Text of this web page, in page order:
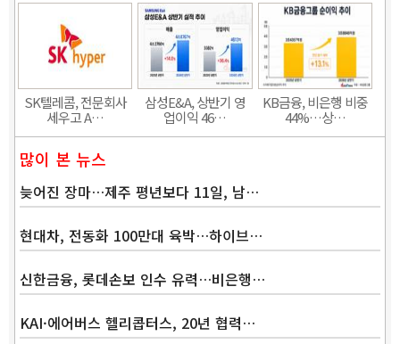
SK텔레콤, 전문회사
세우고 A…
삼성E&A, 상반기 영
업이익 46…
KB금융, 비은행 비중
44%…상…
많이 본 뉴스
늦어진 장마…제주 평년보다 11일, 남…
현대차, 전동화 100만대 육박…하이브…
신한금융, 롯데손보 인수 유력…비은행…
KAI·에어버스 헬리콥터스, 20년 협력…